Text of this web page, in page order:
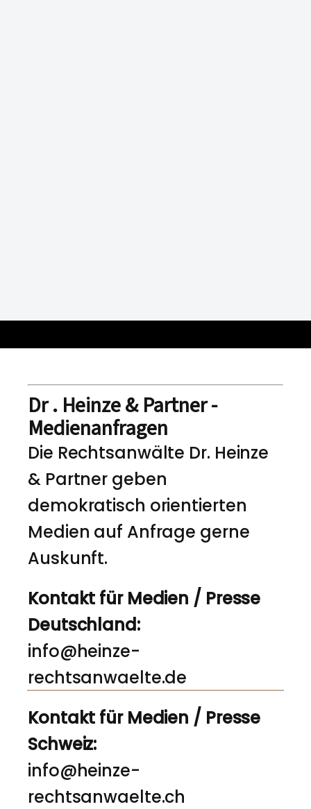
Dr . Heinze & Partner -
Medienanfragen
Die Rechtsanwälte Dr. Heinze
& Partner geben
demokratisch orientierten
Medien auf Anfrage gerne
Auskunft.
Kontakt für Medien / Presse
Deutschland:
info@heinze-
rechtsanwaelte.de
Kontakt für Medien / Presse
Schweiz:
info@heinze-
rechtsanwaelte.ch